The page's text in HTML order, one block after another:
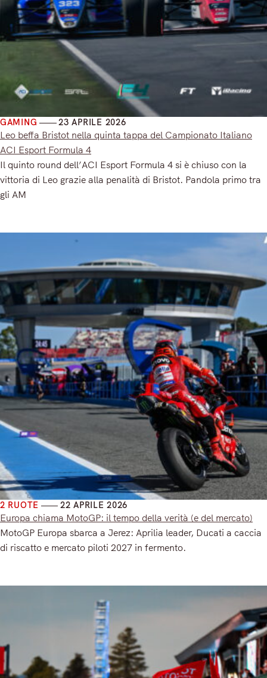
GAMING 23 APRILE 2026
Leo beffa Bristot nella quinta tappa del Campionato Italiano
ACI Esport Formula 4
Il quinto round dell’ACI Esport Formula 4 si è chiuso con la
vittoria di Leo grazie alla penalità di Bristot. Pandola primo tra
gli AM
2 RUOTE 22 APRILE 2026
Europa chiama MotoGP: il tempo della verità (e del mercato)
MotoGP Europa sbarca a Jerez: Aprilia leader, Ducati a caccia
di riscatto e mercato piloti 2027 in fermento.